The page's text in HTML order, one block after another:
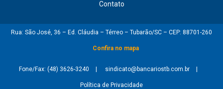
Contato
Rua: São José, 36 – Ed. Cláudia – Térreo – Tubarão/SC – CEP: 88701-260
Confira no mapa
Fone/Fax: (48) 3626-3240 sindicato@bancariostb.com.br
Política de Privacidade